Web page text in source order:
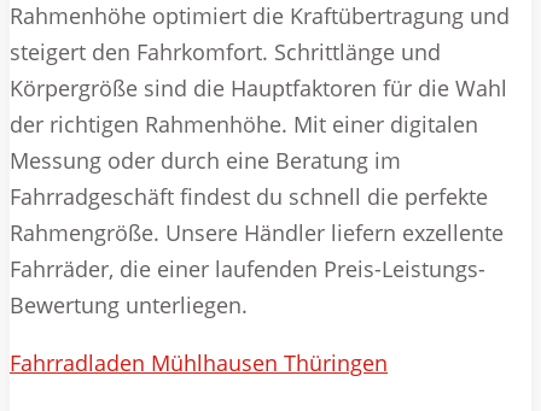
Rahmenhöhe optimiert die Kraftübertragung und
steigert den Fahrkomfort. Schrittlänge und
Körpergröße sind die Hauptfaktoren für die Wahl
der richtigen Rahmenhöhe. Mit einer digitalen
Messung oder durch eine Beratung im
Fahrradgeschäft findest du schnell die perfekte
Rahmengröße. Unsere Händler liefern exzellente
Fahrräder, die einer laufenden Preis-Leistungs-
Bewertung unterliegen.
Fahrradladen Mühlhausen Thüringen